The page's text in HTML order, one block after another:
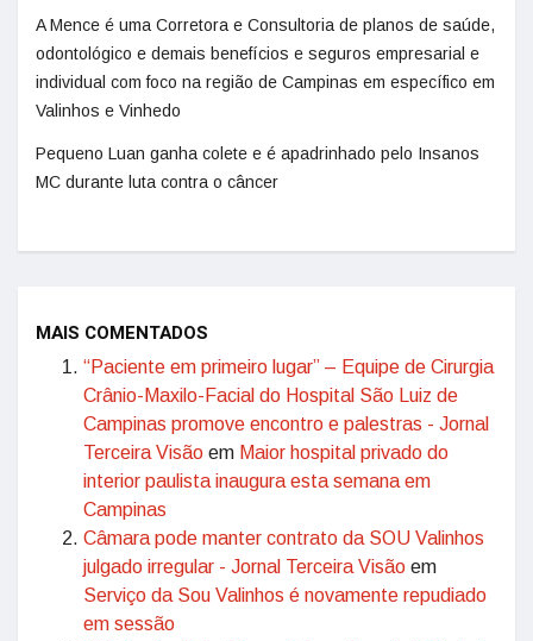
A Mence é uma Corretora e Consultoria de planos de saúde,
odontológico e demais benefícios e seguros empresarial e
individual com foco na região de Campinas em específico em
Valinhos e Vinhedo
Pequeno Luan ganha colete e é apadrinhado pelo Insanos
MC durante luta contra o câncer
MAIS COMENTADOS
“Paciente em primeiro lugar” – Equipe de Cirurgia
Crânio-Maxilo-Facial do Hospital São Luiz de
Campinas promove encontro e palestras - Jornal
Terceira Visão em Maior hospital privado do
interior paulista inaugura esta semana em
Campinas
Câmara pode manter contrato da SOU Valinhos
julgado irregular - Jornal Terceira Visão em
Serviço da Sou Valinhos é novamente repudiado
em sessão